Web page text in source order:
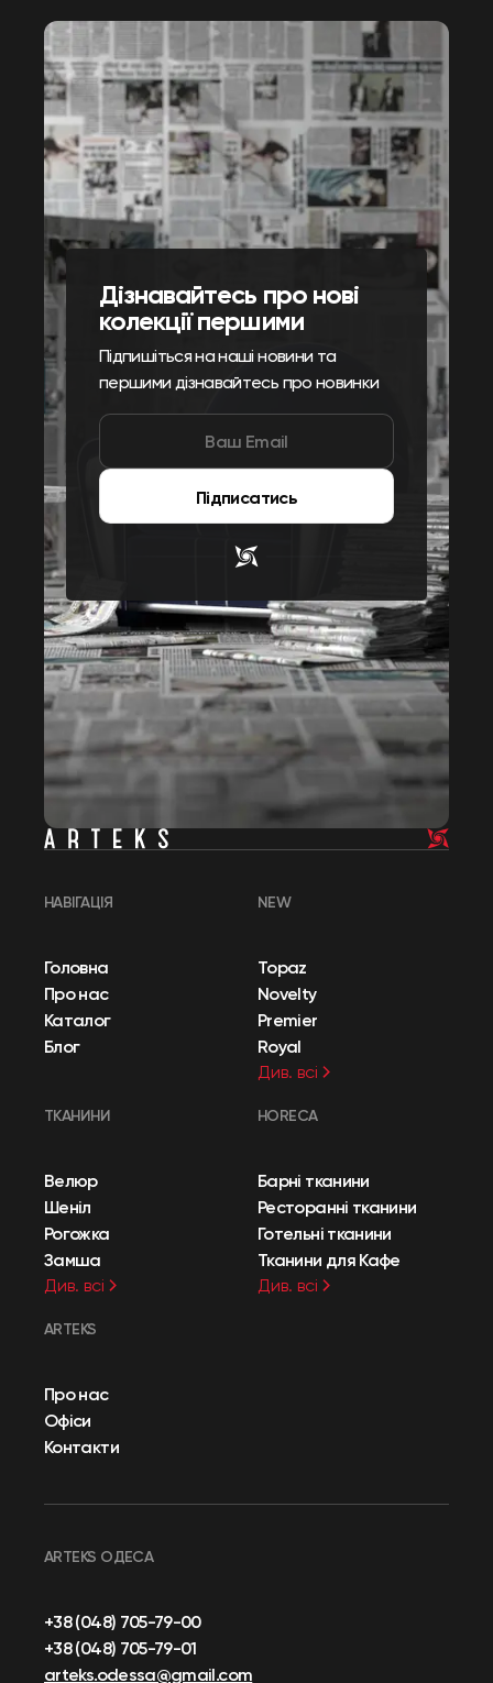
Дізнавайтесь про нові
колекції першими
Підпишіться на наші новини та
першими дізнавайтесь про новинки
Підписатись
НАВІГАЦІЯ
Головна
Про нас
Каталог
Блог
NEW
Topaz
Novelty
Premier
Royal
Див. всі
ТКАНИНИ
Велюр
Шеніл
Рогожка
Замша
Див. всі
HORECA
Барні тканини
Ресторанні тканини
Готельні тканини
Тканини для Кафе
Див. всі
ARTEKS
Про нас
Офіси
Контакти
ARTEKS ОДЕСА
+38 (048) 705-79-00
+38 (048) 705-79-01
arteks.odessa@gmail.com